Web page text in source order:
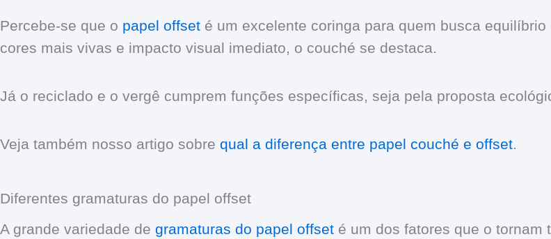
Percebe-se que o papel offset é um excelente coringa para quem busca
cores mais vivas e impacto visual imediato, o couché se destaca.
Já o reciclado e o vergê cumprem funções específicas, seja pela proposta
Veja também nosso artigo sobre qual a diferença entre papel couché e offset.
Diferentes gramaturas do papel offset
A grande variedade de gramaturas do papel offset é um dos fatores que o tornam